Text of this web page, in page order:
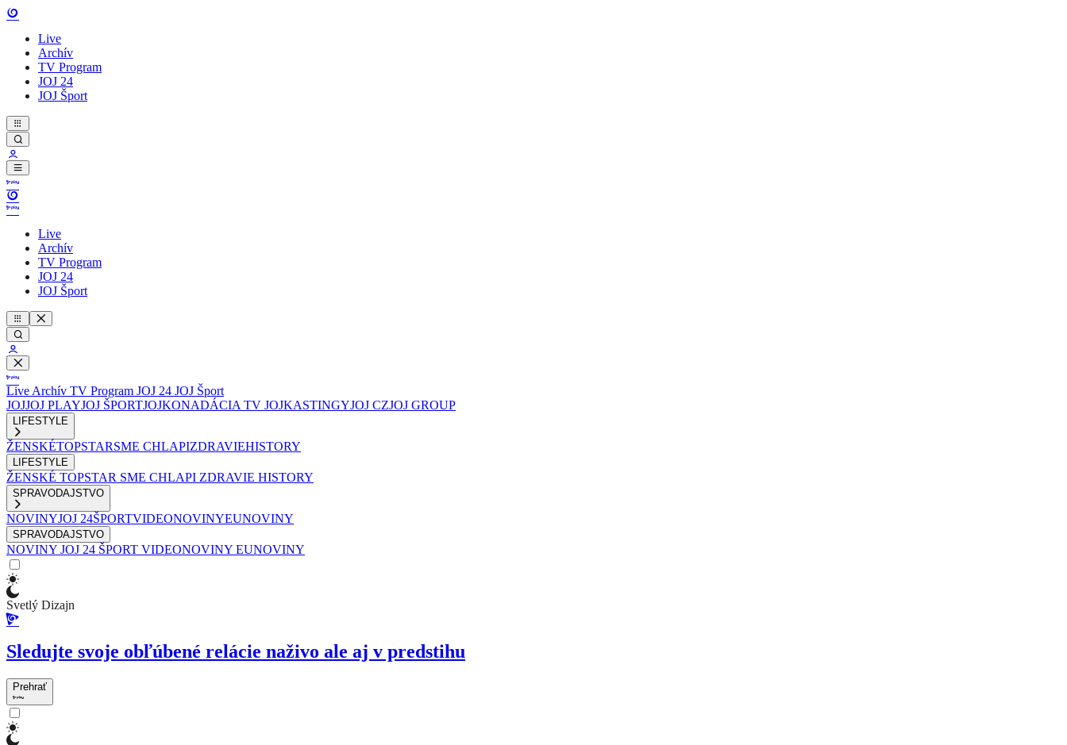
Live
Archív
TV Program
JOJ 24
JOJ Šport
Live
Archív
TV Program
JOJ 24
JOJ Šport
Live Archív TV Program JOJ 24 JOJ Šport
JOJJOJ PLAYJOJ ŠPORTJOJKONADÁCIA TV JOJKASTINGYJOJ CZJOJ GROUP
LIFESTYLE
ŽENSKÉTOPSTARSME CHLAPIZDRAVIEHISTORY
LIFESTYLE
ŽENSKÉ TOPSTAR SME CHLAPI ZDRAVIE HISTORY
SPRAVODAJSTVO
NOVINYJOJ 24ŠPORTVIDEONOVINYEUNOVINY
SPRAVODAJSTVO
NOVINY JOJ 24 ŠPORT VIDEONOVINY EUNOVINY
Svetlý Dizajn
Sledujte svoje obľúbené relácie naživo ale aj v predstihu
Prehrať